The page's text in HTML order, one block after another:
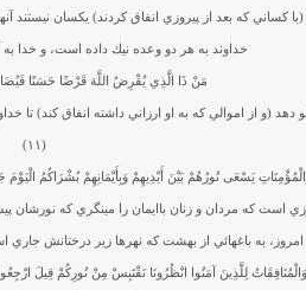
كساني كه بعد از پيروزي انفاق كردند) يكسان نيستند
خداوند به هر دو وعده نيك داده است، و خدا به
مَنْ ذَا الَّذِي يُقْرِضُ اللَّهَ قَرْضًا حَسَنًا
(و از اموالي كه به او ارزاني داشته انفاق كند) تا
(۱۱)
يَسْعَى نُورُهُمْ بَيْنَ أَيْدِيهِمْ وَبِأَيْمَانِهِمْ بُشْرَاكُمُ الْيَوْمَ
است كه مردان و زنان باايمان را مي‏نگري كه
به باغهائي از بهشت كه نهرها زير درختانش جاري
لِلَّذِينَ آمَنُوا انْظُرُونَا نَقْتَبِسْ مِنْ نُورِكُمْ قِيلَ